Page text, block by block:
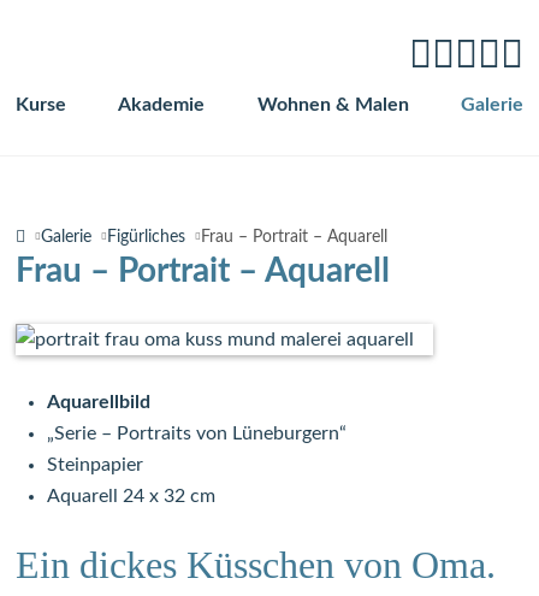
Navigation
Kurse Akademie Wohnen & Malen Galerie
Galerie Figürliches Frau – Portrait – Aquarell
Frau – Portrait – Aquarell
Aquarellbild
„Serie – Portraits von Lüneburgern“
Steinpapier
Aquarell 24 x 32 cm
Ein dickes Küsschen von Oma.